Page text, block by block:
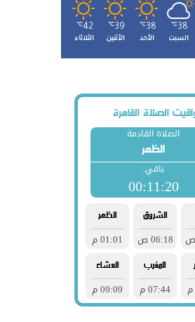
38
℃
السبت
38
℃
الأحد
39
℃
الأثنين
42
℃
الثلاثاء